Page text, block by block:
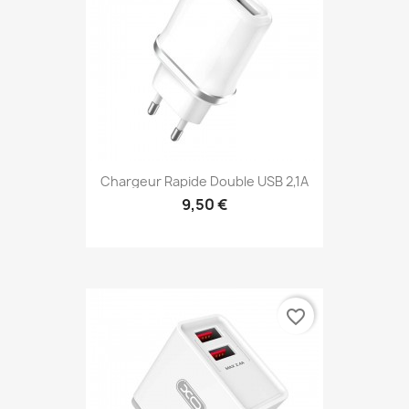
Chargeur Rapide Double USB 2,1A
9,50 €
favorite_border